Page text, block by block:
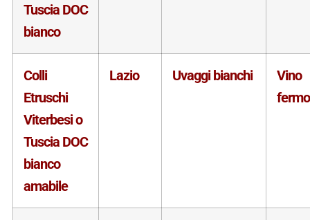
Tuscia DOC
bianco
Colli
Etruschi
Viterbesi o
Tuscia DOC
bianco
amabile
Lazio Uvaggi bianchi
Vino
fermo